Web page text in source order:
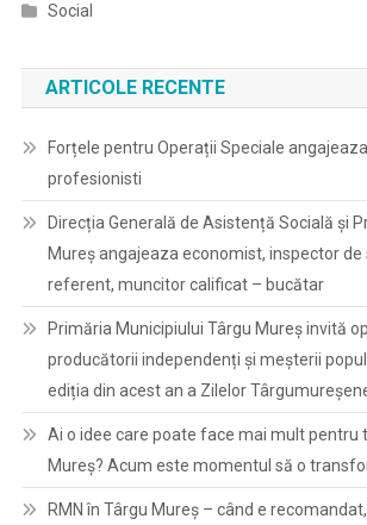
Social
ARTICOLE RECENTE
Forțele pentru Operații Speciale
profesionisti
Direcția Generală de Asistență Socială și
Mureș angajeaza economist, inspector de
referent, muncitor calificat – bucătar
Primăria Municipiului Târgu Mureș invită
producătorii independenți și meșterii
ediția din acest an a Zilelor
Ai o idee care poate face mai mult pentru
Mureș? Acum este momentul să o
RMN în Târgu Mureș – când e